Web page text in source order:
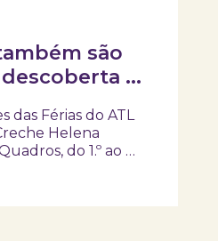
são
e
das Férias do ATL
Helena
do 1.º ao 4.º
onde
viagem pela